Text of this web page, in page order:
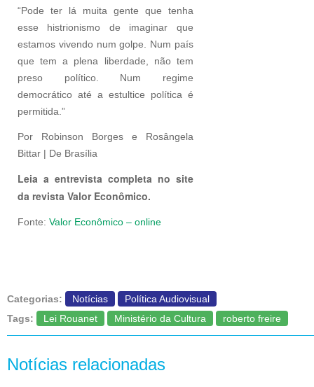
“Pode ter lá muita gente que tenha
esse histrionismo de imaginar que
estamos vivendo num golpe. Num país
que tem a plena liberdade, não tem
preso político. Num regime
democrático até a estultice política é
permitida.”
Por Robinson Borges e Rosângela
Bittar | De Brasília
Leia a entrevista completa no site
da revista Valor Econômico.
Fonte: Valor Econômico – online
Categorias: Notícias
Política Audiovisual
Tags:
Lei Rouanet Ministério da Cultura roberto freire
Notícias relacionadas